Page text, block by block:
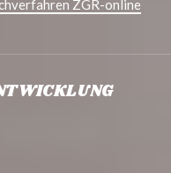
ZGR-online